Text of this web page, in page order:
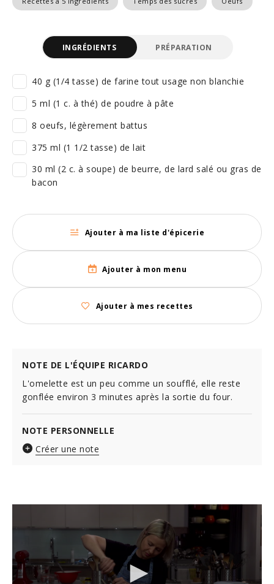
INGRÉDIENTS PRÉPARATION
40 g (1/4 tasse) de farine tout usage non blanchie
5 ml (1 c. à thé) de poudre à pâte
8 oeufs, légèrement battus
375 ml (1 1/2 tasse) de lait
30 ml (2 c. à soupe) de beurre, de lard salé ou gras de
bacon
Ajouter à ma liste d'épicerie
Ajouter à mon menu
Ajouter à mes recettes
NOTE DE L'ÉQUIPE RICARDO
L'omelette est un peu comme un soufflé, elle reste
gonflée environ 3 minutes après la sortie du four.
NOTE PERSONNELLE
Créer une note